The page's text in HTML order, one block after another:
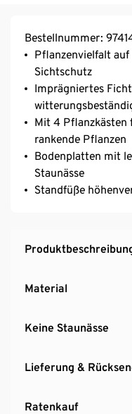
Bestellnummer:
Pflanzenvielfalt auf
Sichtschutz
Imprägniertes
Mit 4 Pflanzkästen
rankende Pflanzen
Bodenplatten mit
Staunässe
Standfüße
Material
Keine Staunässe
Lieferung &
Ratenkauf